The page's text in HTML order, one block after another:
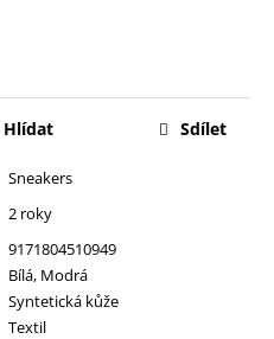
Sneakers
2 roky
9171804510949
Bílá, Modrá
Syntetická kůže
Textil
Hlídat Sdílet